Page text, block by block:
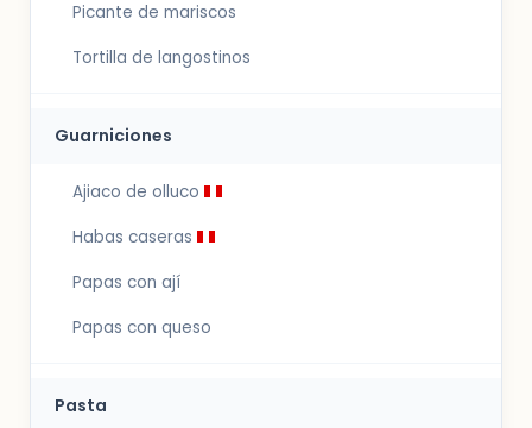
Picante de mariscos
Tortilla de langostinos
Guarniciones
Ajiaco de olluco
Habas caseras
Papas con ají
Papas con queso
Pasta